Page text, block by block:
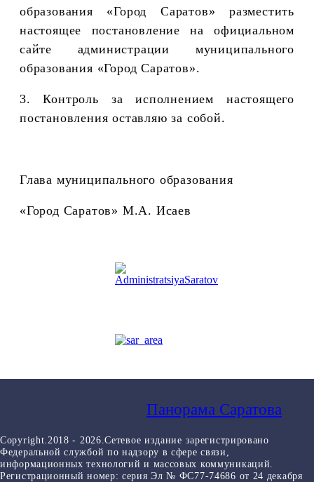
образования «Город Саратов» разместить
настоящее постановление на официальном
сайте администрации муниципального
образования «Город Саратов».
3. Контроль за исполнением настоящего
постановления оставляю за собой.
Глава муниципального образования
«Город Саратов» М.А. Исаев
Панорама Саратова
Copyright.2018 - 2026.Сетевое издание зарегистрировано
Федеральной службой по надзору в сфере связи,
информационных технологий и массовых коммуникаций.
Регистрационный номер: серия Эл № ФС77-74686 от 24 декабря